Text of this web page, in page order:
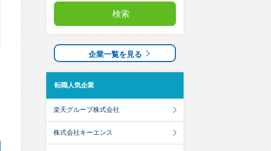
検索
企業一覧を見る
転職人気企業
楽天グループ株式会社
株式会社キーエンス